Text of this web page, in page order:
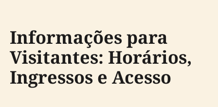
Informações para
Visitantes: Horários,
Ingressos e Acesso